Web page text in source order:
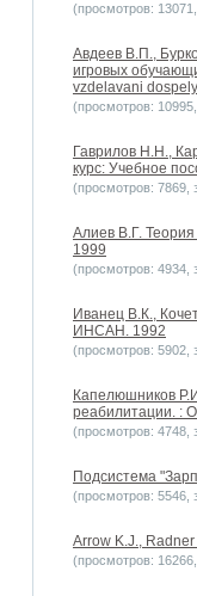
(просмотров:
Авдеев В.П.,
игровых
vzdelavani
(просмотров:
Гаврилов Н.Н.,
курс: Учебное
(просмотров: 7869,
Алиев В.Г.
1999
(просмотров: 4934,
Иванец В.К.,
ИНСАН. 1992
(просмотров: 5902,
Капелюшников
реабилитации. :
(просмотров: 4748,
Подсистема
(просмотров: 5546,
Arrow K.J.,
(просмотров: